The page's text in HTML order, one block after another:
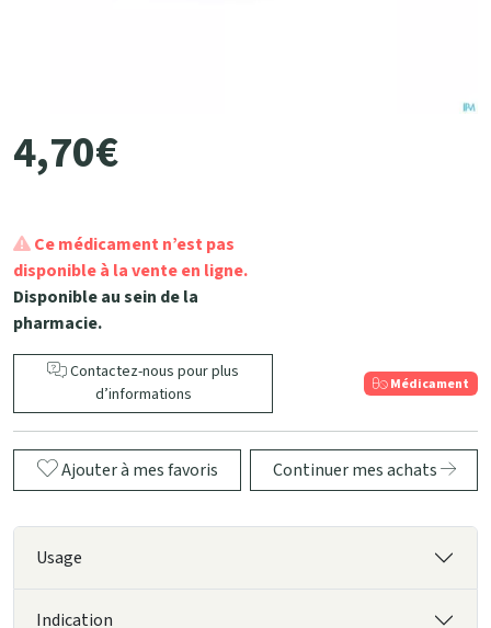
4,70€
Ce médicament n’est pas
disponible à la vente en ligne.
Disponible au sein de la
pharmacie.
Contactez-nous pour plus
d’informations
Médicament
Ajouter à mes favoris Continuer mes achats
Usage
Indication